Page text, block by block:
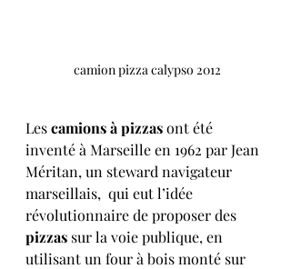
camion pizza calypso 2012
Les camions à pizzas ont été
inventé à Marseille en 1962 par Jean
Méritan, un steward navigateur
marseillais,  qui eut l’idée
révolutionnaire de proposer des
pizzas sur la voie publique, en
utilisant un four à bois monté sur